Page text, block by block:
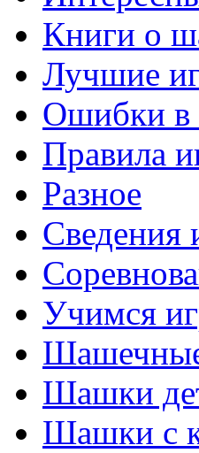
Книги о
Лучшие
Ошибки в
Правила
Разное
Сведения
Учимся
Шашки
Шашки с